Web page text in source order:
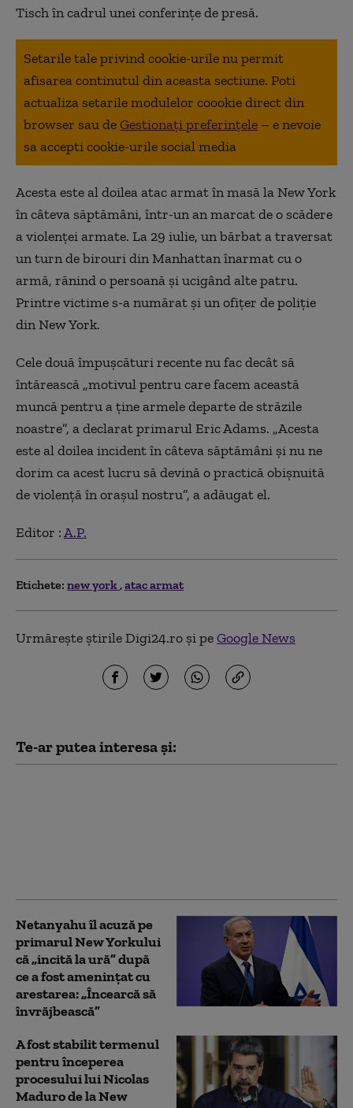
Tisch în cadrul unei conferinţe de presă.
Setarile tale privind cookie-urile nu permit
afisarea continutul din aceasta sectiune. Poti
actualiza setarile modulelor coookie direct din
browser sau deGestionați preferințele – e nevoie
sa accepti cookie-urile social media
Acesta este al doilea atac armat în masă la New York
în câteva săptămâni, într-un an marcat de o scădere
a violenţei armate. La 29 iulie, un bărbat a traversat
un turn de birouri din Manhattan înarmat cu o
armă, rănind o persoană şi ucigând alte patru.
Printre victime s-a numărat şi un ofiţer de poliţie
din New York.
Cele două împuşcături recente nu fac decât să
întărească „motivul pentru care facem această
muncă pentru a ţine armele departe de străzile
noastre”, a declarat primarul Eric Adams. „Acesta
este al doilea incident în câteva săptămâni şi nu ne
dorim ca acest lucru să devină o practică obişnuită
de violenţă în oraşul nostru”, a adăugat el.
Editor :A.P.
Etichete: new york atac armat
Urmărește știrile Digi24.ro și peGoogle News
Te-ar putea interesa și:
Netanyahu îl acuză pe
primarul New Yorkului
că „incită la ură” după
ce a fost amenințat cu
arestarea: „Încearcă să
învrăjbească”
A fost stabilit termenul
pentru începerea
procesului lui Nicolas
Maduro de la New